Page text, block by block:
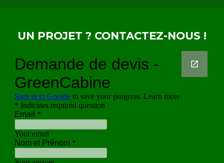
UN PROJET ? CONTACTEZ-NOUS !